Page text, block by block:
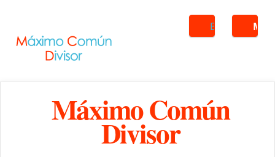
Buscar
Máximo Común
Divisor